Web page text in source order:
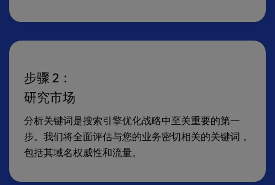
步骤 2：
研究市场
分析关键词是搜索引擎优化战略中至关重要的第一
步。我们将全面评估与您的业务密切相关的关键词，
包括其域名权威性和流量。